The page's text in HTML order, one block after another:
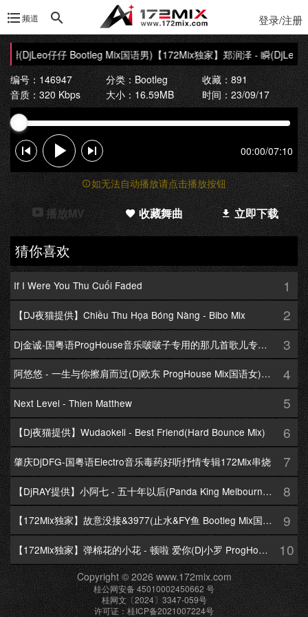
频道 登录/注册
(DjLeo仔仔 Bootleg Mix国语男)【172Mix独家】郑润泽 - 瞬(DjLeo仔
编号：146947
分类：Bootleg
收藏：891
音质：320 Kbps
大小：16.59MB 时间：23/09/17
00:00/07:10
如无法自动播放请点击播放按钮
播放MV 收藏舞曲 立即下载
猜你喜欢
If I Were You Thu Cuối Faded 1
【DJ夜猫提供】Chiều Thu Họa Bóng Nàng - Bibo Mix 2
Dj金诚-国粤语ProgHouse音乐啵啵子专用的那几首歌儿专辑172Mix串烧 3
阿悠悠 - 一生与你擦肩而过(Dj欧东 ProgHouse Mix国语女)Dj小耀修改 4
Next Level - Thien Matthew 5
【Dj夜猫提供】Wudaokeli - Best Friend(Hard Bounce Mix) 6
肇庆DjDFG-国粤语Electro音乐毒药好听抒情专辑172Mix串烧 7
【DjRAY提供】小阿七 - 五十年以后(Panda King Melbourne Mix国语女) 8
【172Mix独家】故意没接&3977(止水&FY鱼 Bootleg Mix国语男) 9
【172Mix独家】弹棉花的小花 - 顿啦 爱你(Dj小罗 ProgHouse Mix国语女)v2 10
Copyright © 2026 www.172mix.com
桂公网安备 45010002450662 号
桂网文〔2024〕3347-059号
许可证：桂ICP备2021007224号